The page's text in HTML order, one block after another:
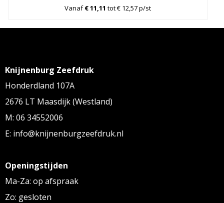
Vanaf€ 11,11 tot € 12,57 p/st
Knijnenburg Zeefdruk
Honderdland 107A
2676 LT Maasdijk (Westland)
M: 06 34552006
E: info@knijnenburgzeefdruk.nl
Openingstijden
Ma-Za: op afspraak
Zo: gesloten